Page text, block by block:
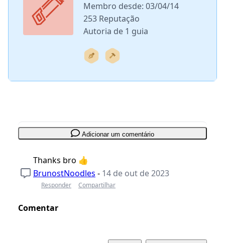
Membro desde: 03/04/14
253 Reputação
Autoria de 1 guia
Adicionar um comentário
Thanks bro 👍
BrunostNoodles - 14 de out de 2023
Responder Compartilhar
Comentar